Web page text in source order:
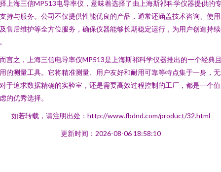
上海三信MP513电导率仪，意味着选择了由上海斯祁科学仪器提供的
持与服务。公司不仅提供性能优良的产品，通常还涵盖技术咨询、使
售后维护等全方位服务，确保仪器能够长期稳定运行，为用户创造持
言之，上海三信电导率仪MP513是上海斯祁科学仪器推出的一个经典
的测量工具。它将精准测量、用户友好和耐用可靠等特点集于一身，
于追求数据精确的实验室，还是需要高效过程控制的工厂，都是一个
的优秀选择。
如若转载，请注明出处：http://www.fbdnd.com/product/32.html
更新时间：2026-08-06 18:58:10